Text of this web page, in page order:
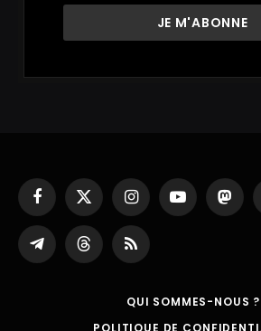
Facebook
X
(Twitter)
InstagramYouTube
Partager
sur
ThreadsRSS
QUI SOMMES-NOUS ?